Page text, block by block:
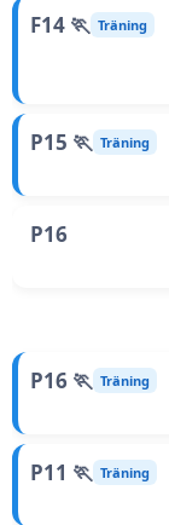
F14 🏃 Träning
P15 🏃 Träning
P16
P16 🏃 Träning
P11 🏃 Träning